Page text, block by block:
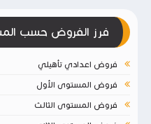
فرز الفروض حسب
فروض اعدادي تأهيلي
فروض المستوى الأول
فروض المستوى الثالث